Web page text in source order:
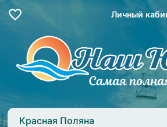
Личный
Красная Поляна